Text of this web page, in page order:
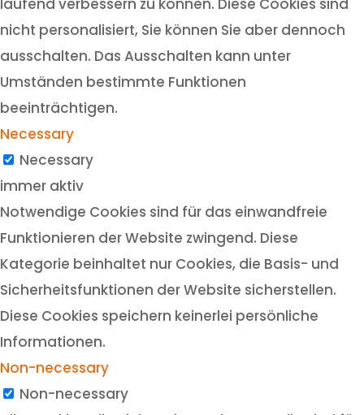
nicht personalisiert, Sie können Sie aber dennoch
ausschalten. Das Ausschalten kann unter
Umständen bestimmte Funktionen
beeinträchtigen.
Necessary
Necessary
immer aktiv
Notwendige Cookies sind für das einwandfreie
Funktionieren der Website zwingend. Diese
Kategorie beinhaltet nur Cookies, die Basis- und
Sicherheitsfunktionen der Website sicherstellen.
Diese Cookies speichern keinerlei persönliche
Informationen.
Non-necessary
Non-necessary